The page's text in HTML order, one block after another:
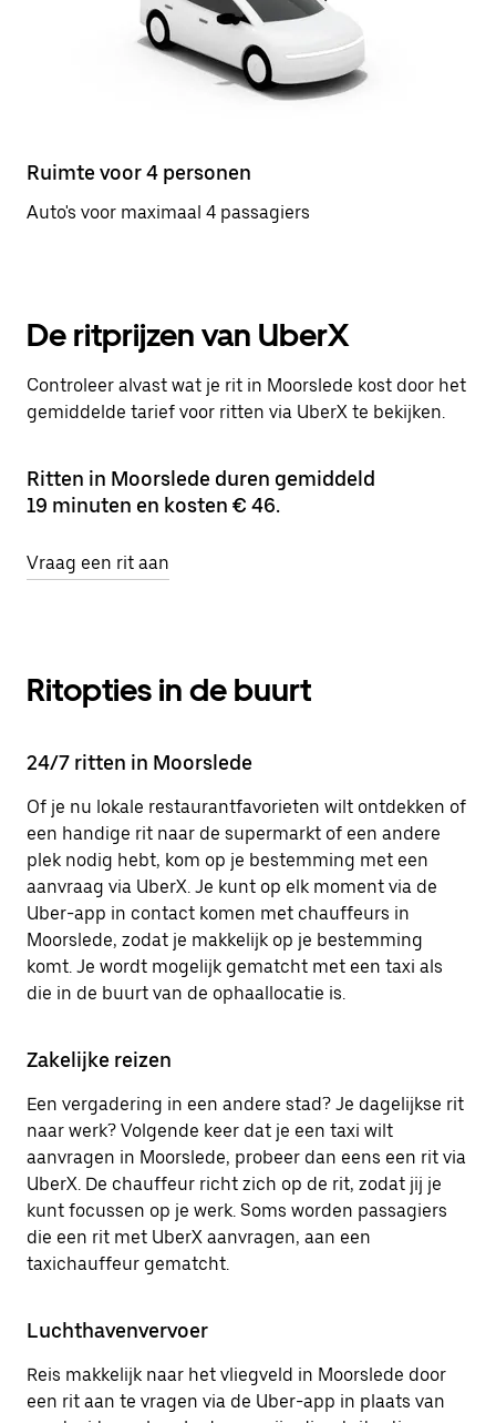
Ruimte voor 4 personen
Auto's voor maximaal 4 passagiers
De ritprijzen van UberX
Controleer alvast wat je rit in Moorslede kost door het
gemiddelde tarief voor ritten via UberX te bekijken.
Ritten in Moorslede duren gemiddeld
19 minuten en kosten € 46.
Vraag een rit aan
Ritopties in de buurt
24/7 ritten in Moorslede
Of je nu lokale restaurantfavorieten wilt ontdekken of
een handige rit naar de supermarkt of een andere
plek nodig hebt, kom op je bestemming met een
aanvraag via UberX. Je kunt op elk moment via de
Uber-app in contact komen met chauffeurs in
Moorslede, zodat je makkelijk op je bestemming
komt. Je wordt mogelijk gematcht met een taxi als
die in de buurt van de ophaallocatie is.
Zakelijke reizen
Een vergadering in een andere stad? Je dagelijkse rit
naar werk? Volgende keer dat je een taxi wilt
aanvragen in Moorslede, probeer dan eens een rit via
UberX. De chauffeur richt zich op de rit, zodat jij je
kunt focussen op je werk. Soms worden passagiers
die een rit met UberX aanvragen, aan een
taxichauffeur gematcht.
Luchthavenvervoer
Reis makkelijk naar het vliegveld in Moorslede door
een rit aan te vragen via de Uber-app in plaats van